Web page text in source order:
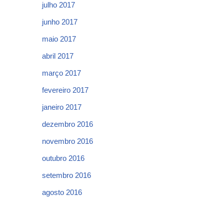
julho 2017
junho 2017
maio 2017
abril 2017
março 2017
fevereiro 2017
janeiro 2017
dezembro 2016
novembro 2016
outubro 2016
setembro 2016
agosto 2016